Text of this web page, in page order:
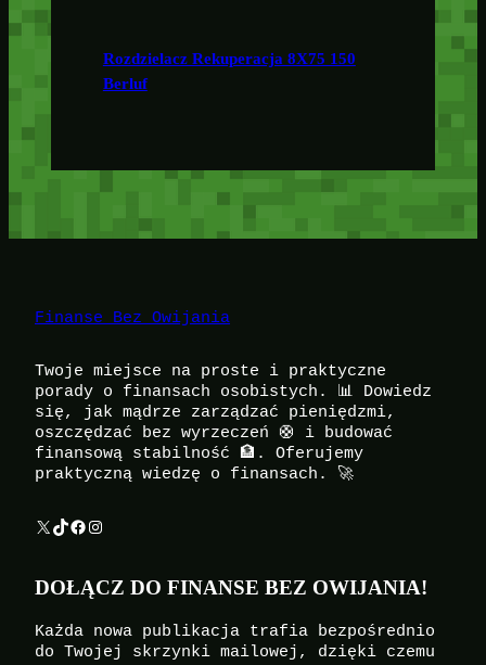
Rozdzielacz Rekuperacja 8X75 150
Berluf
Finanse Bez Owijania
Twoje miejsce na proste i praktyczne
porady o finansach osobistych. 📊 Dowiedz
się, jak mądrze zarządzać pieniędzmi,
oszczędzać bez wyrzeczeń 🛟 i budować
finansową stabilność 🏦. Oferujemy
praktyczną wiedzę o finansach. 🚀
X TikTok Facebook Instagram
DOŁĄCZ DO FINANSE BEZ OWIJANIA!
Każda nowa publikacja trafia bezpośrednio
do Twojej skrzynki mailowej, dzięki czemu